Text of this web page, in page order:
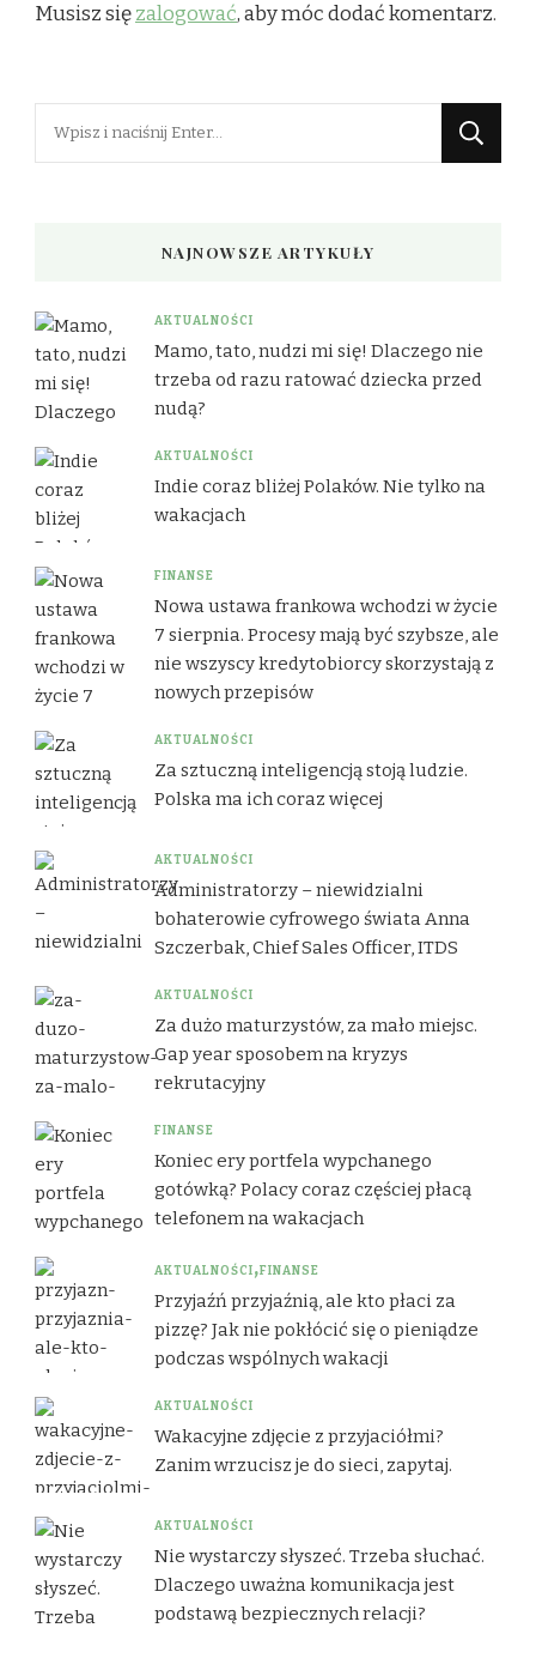
Musisz sięzalogować, aby móc dodać komentarz.
Szukasz
NAJNOWSZE ARTYKUŁY
AKTUALNOŚCI
Mamo, tato, nudzi mi się! Dlaczego nie
trzeba od razu ratować dziecka przed
nudą?
AKTUALNOŚCI
Indie coraz bliżej Polaków. Nie tylko na
wakacjach
FINANSE
Nowa ustawa frankowa wchodzi w życie
7 sierpnia. Procesy mają być szybsze, ale
nie wszyscy kredytobiorcy skorzystają z
nowych przepisów
AKTUALNOŚCI
Za sztuczną inteligencją stoją ludzie.
Polska ma ich coraz więcej
AKTUALNOŚCI
Administratorzy – niewidzialni
bohaterowie cyfrowego świata Anna
Szczerbak, Chief Sales Officer, ITDS
AKTUALNOŚCI
Za dużo maturzystów, za mało miejsc.
Gap year sposobem na kryzys
rekrutacyjny
FINANSE
Koniec ery portfela wypchanego
gotówką? Polacy coraz częściej płacą
telefonem na wakacjach
AKTUALNOŚCI FINANSE
Przyjaźń przyjaźnią, ale kto płaci za
pizzę? Jak nie pokłócić się o pieniądze
podczas wspólnych wakacji
AKTUALNOŚCI
Wakacyjne zdjęcie z przyjaciółmi?
Zanim wrzucisz je do sieci, zapytaj.
AKTUALNOŚCI
Nie wystarczy słyszeć. Trzeba słuchać.
Dlaczego uważna komunikacja jest
podstawą bezpiecznych relacji?